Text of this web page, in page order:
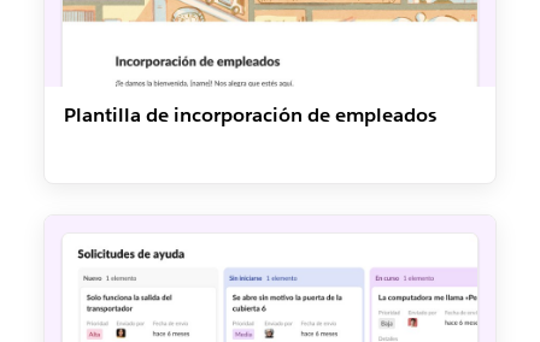
Plantilla de incorporación de empleados